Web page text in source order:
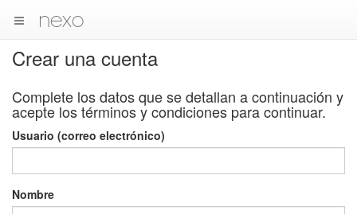
nexo
Crear una cuenta
Complete los datos que se detallan a continuación y
acepte los términos y condiciones para continuar.
Usuario (correo electrónico)
Nombre